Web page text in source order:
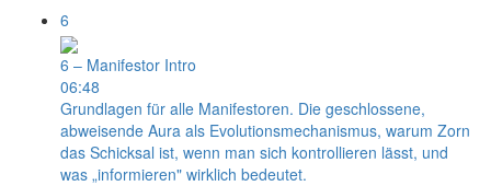
6
6 – Manifestor Intro
06:48
Grundlagen für alle Manifestoren. Die geschlossene,
abweisende Aura als Evolutionsmechanismus, warum Zorn
das Schicksal ist, wenn man sich kontrollieren lässt, und
was „informieren" wirklich bedeutet.